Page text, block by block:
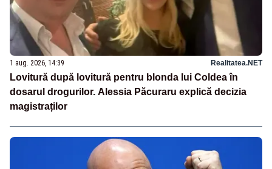
1 aug. 2026, 14:39 Realitatea.NET
Lovitură după lovitură pentru blonda lui Coldea în
dosarul drogurilor. Alessia Păcuraru explică decizia
magistraților